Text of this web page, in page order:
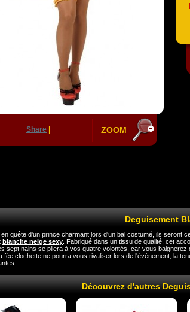
Share ZOOM
Deguisement
quête d'un prince charmant lors d'un bal costumé, ils seront
blanche neige sexy . Fabriqué dans un tissu de qualité, cet
sept nains se pliera à vos quatre volontés, car vous
fée clochette ne pourra vous rivaliser lors de l'évènement, la
Découvrez d'autres